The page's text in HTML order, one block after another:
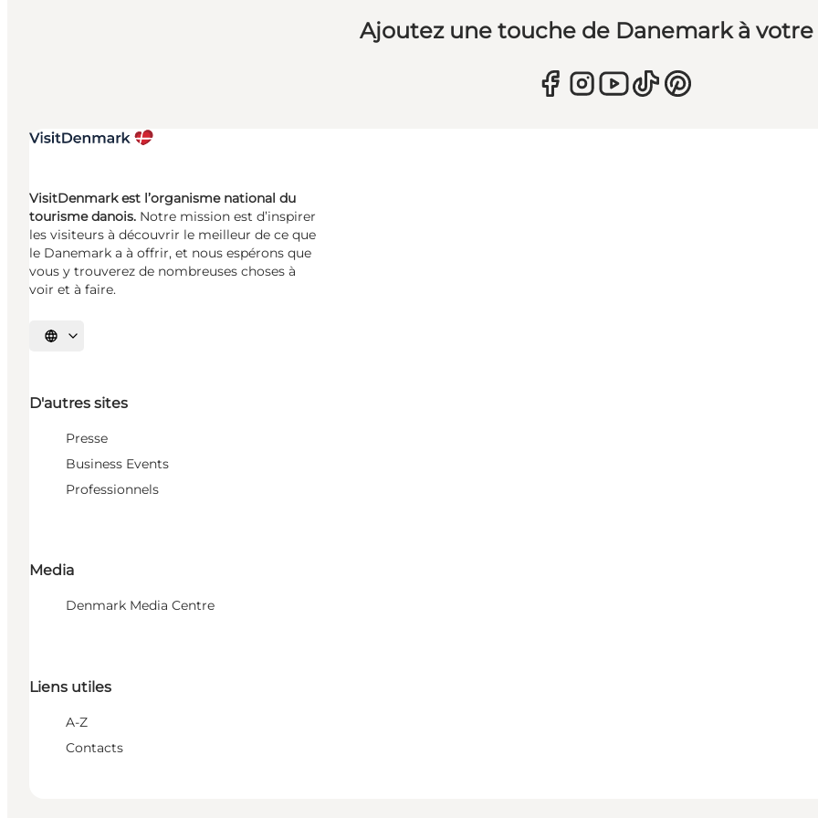
Ajoutez une touche de Danemark à
VisitDenmark est l’organisme national du
tourisme danois. Notre mission est d’inspirer
les visiteurs à découvrir le meilleur de ce que
le Danemark a à offrir, et nous espérons que
vous y trouverez de nombreuses choses à
voir et à faire.
Choisissez la langue
D'autres sites
Presse
Business Events
Professionnels
Media
Denmark Media Centre
Liens utiles
A-Z
Contacts